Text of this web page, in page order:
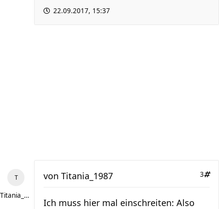
22.09.2017, 15:37
Titania_1987
3
von Titania_1987
Ich muss hier mal einschreiten: Also